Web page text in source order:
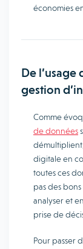
économies
De
gestion
Comme
de données
digitale en
toutes ces
pas des
analyser et
prise de
Pour passer